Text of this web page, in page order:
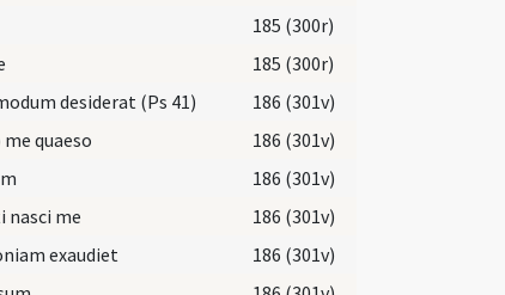
185 (300r)
185 (300r)
desiderat (Ps 41)
186 (301v)
quaeso
186 (301v)
186 (301v)
nasci me
186 (301v)
exaudiet
186 (301v)